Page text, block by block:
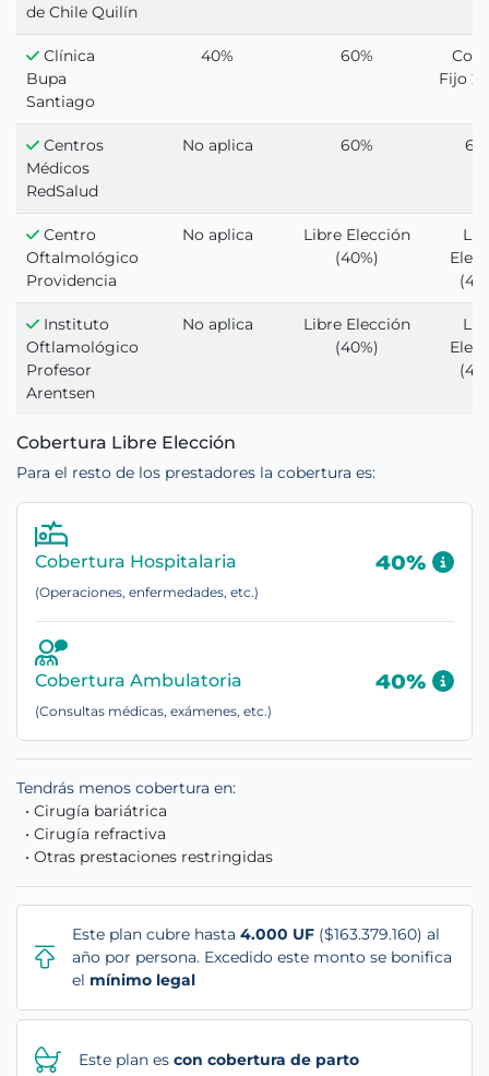
de Chile Quilín
Clínica
Bupa
Santiago
40% 60%
Fijo
Centros
Médicos
RedSalud
No aplica 60%
Centro
Oftalmológico
Providencia
No aplica
Libre Elección
(40%)
Instituto
Oftlamológico
Profesor
Arentsen
No aplica
Libre Elección
(40%)
Cobertura Libre Elección
Para el resto de los prestadores la cobertura es:
Cobertura Hospitalaria
(Operaciones, enfermedades, etc.)
40%
Cobertura Ambulatoria
(Consultas médicas, exámenes, etc.)
40%
Tendrás menos cobertura en:
• Cirugía bariátrica
• Cirugía refractiva
• Otras prestaciones restringidas
Este plan cubre hasta 4.000 UF ($163.379.160) al
año por persona. Excedido este monto se bonifica
el mínimo legal
Este plan es con cobertura de parto